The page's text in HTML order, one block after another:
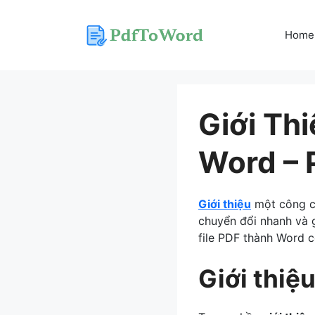
Home
Giới
Word –
Giới thiệu một công
chuyển đổi nhanh
file PDF thành Word
Giới